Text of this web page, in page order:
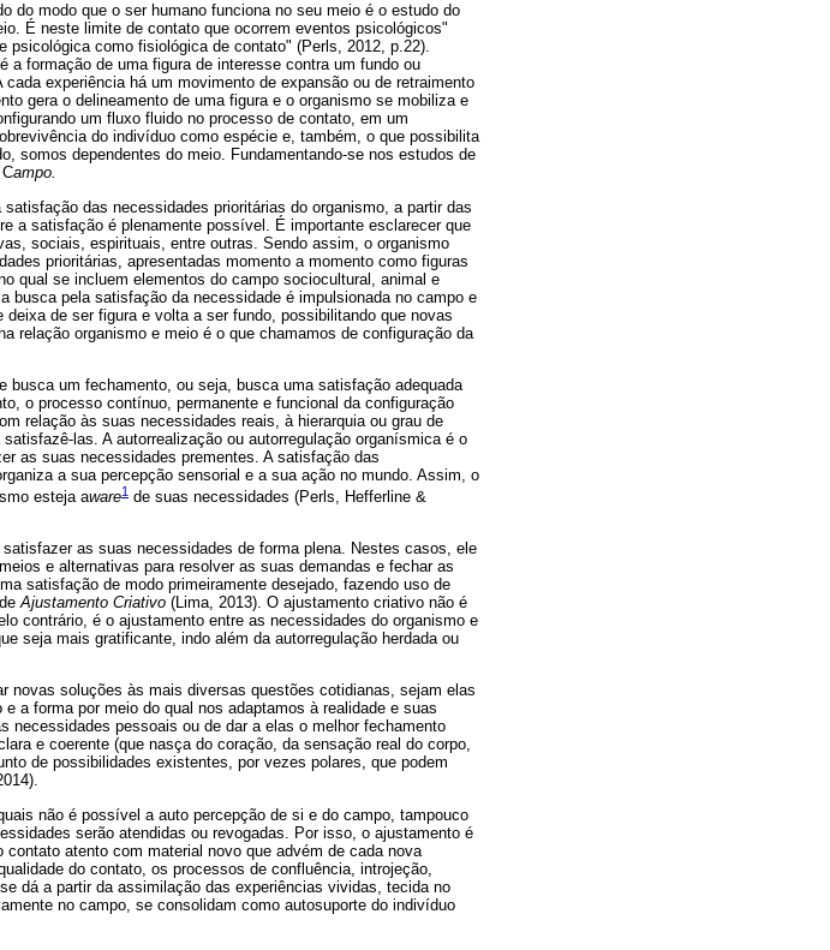
do modo que o ser humano funciona no seu meio é o estudo do
É neste limite de contato que ocorrem eventos psicológicos"
psicológica como fisiológica de contato" (Perls, 2012, p.22).
formação de uma figura de interesse contra um fundo ou
experiência há um movimento de expansão ou de retraimento
gera o delineamento de uma figura e o organismo se mobiliza e
um fluxo fluido no processo de contato, em um
do indivíduo como espécie e, também, o que possibilita
somos dependentes do meio. Fundamentando-se nos estudos de
ampo.
das necessidades prioritárias do organismo, a partir das
a satisfação é plenamente possível. É importante esclarecer que
sociais, espirituais, entre outras. Sendo assim, o organismo
prioritárias, apresentadas momento a momento como figuras
qual se incluem elementos do campo sociocultural, animal e
pela satisfação da necessidade é impulsionada no campo e
de ser figura e volta a ser fundo, possibilitando que novas
relação organismo e meio é o que chamamos de configuração da
busca um fechamento, ou seja, busca uma satisfação adequada
o processo contínuo, permanente e funcional da configuração
relação às suas necessidades reais, à hierarquia ou grau de
las. A autorrealização ou autorregulação organísmica é o
as suas necessidades prementes. A satisfação das
a sua percepção sensorial e a sua ação no mundo. Assim, o
esteja aware1 de suas necessidades (Perls, Hefferline &
as suas necessidades de forma plena. Nestes casos, ele
e alternativas para resolver as suas demandas e fechar as
satisfação de modo primeiramente desejado, fazendo uso de
Ajustamento Criativo (Lima, 2013). O ajustamento criativo não é
contrário, é o ajustamento entre as necessidades do organismo e
seja mais gratificante, indo além da autorregulação herdada ou
novas soluções às mais diversas questões cotidianas, sejam elas
a forma por meio do qual nos adaptamos à realidade e suas
necessidades pessoais ou de dar a elas o melhor fechamento
e coerente (que nasça do coração, da sensação real do corpo,
de possibilidades existentes, por vezes polares, que podem
não é possível a auto percepção de si e do campo, tampouco
serão atendidas ou revogadas. Por isso, o ajustamento é
atento com material novo que advém de cada nova
do contato, os processos de confluência, introjeção,
dá a partir da assimilação das experiências vividas, tecida no
no campo, se consolidam como autosuporte do indivíduo